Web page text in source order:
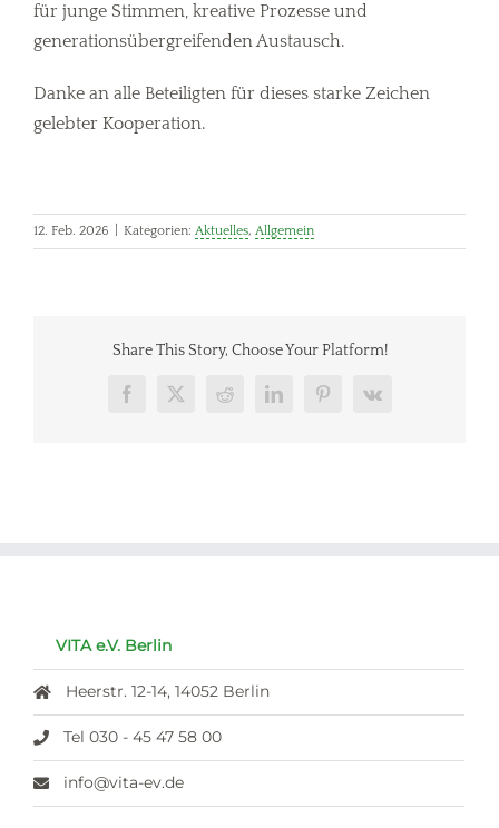
für junge Stimmen, kreative Prozesse und
generationsübergreifenden Austausch.
Danke an alle Beteiligten für dieses starke Zeichen
gelebter Kooperation.
12. Feb. 2026 Kategorien: Aktuelles, Allgemein
Share This Story, Choose Your Platform!
Facebook
X RedditLinkedInPinterest
Vk
VITA e.V. Berlin
Heerstr. 12-14, 14052 Berlin
Tel 030 - 45 47 58 00
info@vita-ev.de